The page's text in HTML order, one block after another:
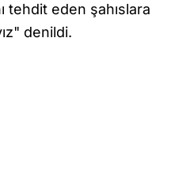
tehdit eden şahıslara
denildi.